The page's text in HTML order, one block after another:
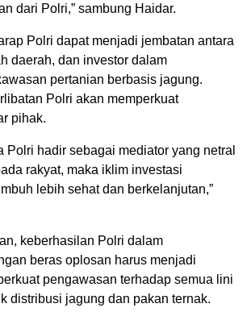
dari Polri,” sambung Haidar.
Polri dapat menjadi jembatan antara
daerah, dan investor dalam
pertanian berbasis jagung.
Polri akan memperkuat
pihak.
Polri hadir sebagai mediator yang netral
rakyat, maka iklim investasi
lebih sehat dan berkelanjutan,”
keberhasilan Polri dalam
beras oplosan harus menjadi
pengawasan terhadap semua lini
distribusi jagung dan pakan ternak.